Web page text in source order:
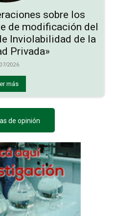
sobre los
de modificación del
Inviolabilidad de la
Privada»
2026
más
de opinión